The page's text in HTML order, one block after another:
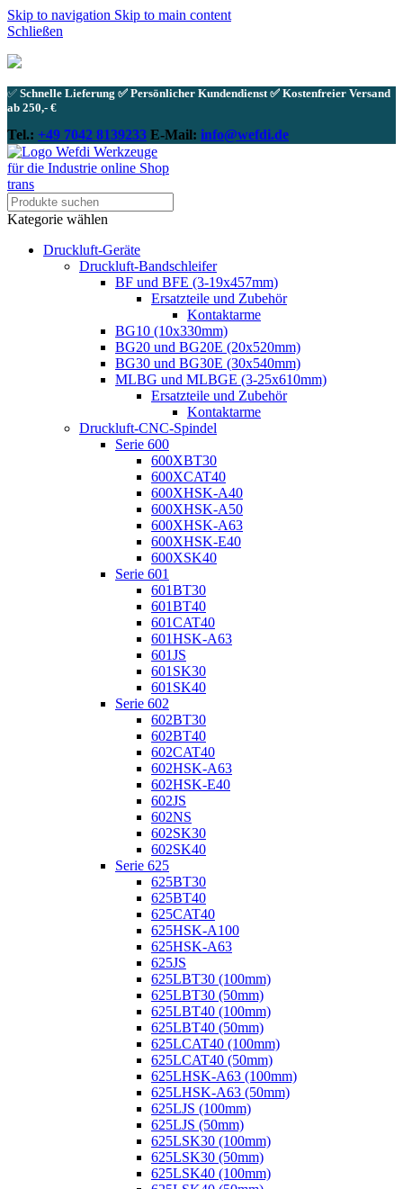
Skip to navigation Skip to main content
Schließen
✅ Schnelle Lieferung ✅ Persönlicher Kundendienst ✅ Kostenfreier Versand
ab 250,- €
Tel.: +49 7042 8139233 E-Mail: info@wefdi.de
Kategorie wählen
Druckluft-Geräte
Druckluft-Bandschleifer
BF und BFE (3-19x457mm)
Ersatzteile und Zubehör
Kontaktarme
BG10 (10x330mm)
BG20 und BG20E (20x520mm)
BG30 und BG30E (30x540mm)
MLBG und MLBGE (3-25x610mm)
Ersatzteile und Zubehör
Kontaktarme
Druckluft-CNC-Spindel
Serie 600
600XBT30
600XCAT40
600XHSK-A40
600XHSK-A50
600XHSK-A63
600XHSK-E40
600XSK40
Serie 601
601BT30
601BT40
601CAT40
601HSK-A63
601JS
601SK30
601SK40
Serie 602
602BT30
602BT40
602CAT40
602HSK-A63
602HSK-E40
602JS
602NS
602SK30
602SK40
Serie 625
625BT30
625BT40
625CAT40
625HSK-A100
625HSK-A63
625JS
625LBT30 (100mm)
625LBT30 (50mm)
625LBT40 (100mm)
625LBT40 (50mm)
625LCAT40 (100mm)
625LCAT40 (50mm)
625LHSK-A63 (100mm)
625LHSK-A63 (50mm)
625LJS (100mm)
625LJS (50mm)
625LSK30 (100mm)
625LSK30 (50mm)
625LSK40 (100mm)